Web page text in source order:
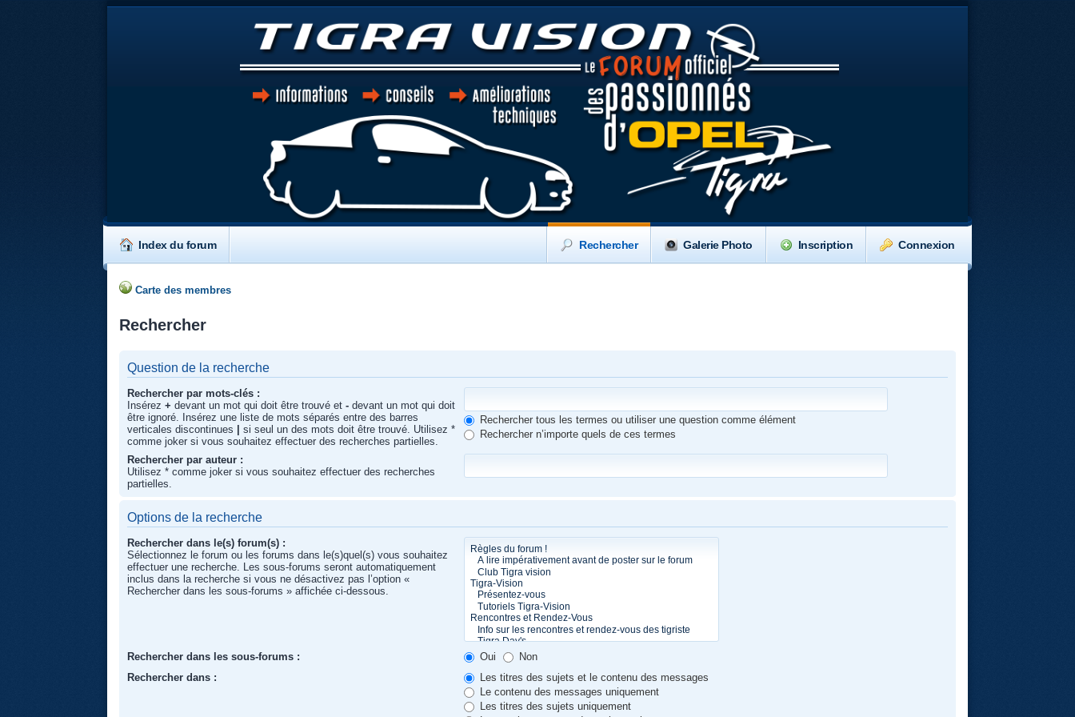
Index du forum Connexion
Inscription
Galerie Photo
Rechercher
Carte des membres
Rechercher
Question de la recherche
Rechercher par mots-clés :
Insérez+ devant un mot qui doit être trouvé et- devant un mot qui doit
être ignoré. Insérez une liste de mots séparés entre des barres
verticales discontinues
si seul un des mots doit être trouvé. Utilisez *
comme joker si vous souhaitez effectuer des recherches partielles.
Rechercher tous les termes ou utiliser une question comme élément
Rechercher n’importe quels de ces termes
Rechercher par auteur :
Utilisez * comme joker si vous souhaitez effectuer des recherches
partielles.
Options de la recherche
Rechercher dans le(s) forum(s) :
Sélectionnez le forum ou les forums dans le(s)quel(s) vous souhaitez
effectuer une recherche. Les sous-forums seront automatiquement
inclus dans la recherche si vous ne désactivez pas l’option «
Rechercher dans les sous-forums » affichée ci-dessous.
Rechercher dans les sous-forums : Oui
Non
Rechercher dans :
Les titres des sujets et le contenu des messages
Le contenu des messages uniquement
Les titres des sujets uniquement